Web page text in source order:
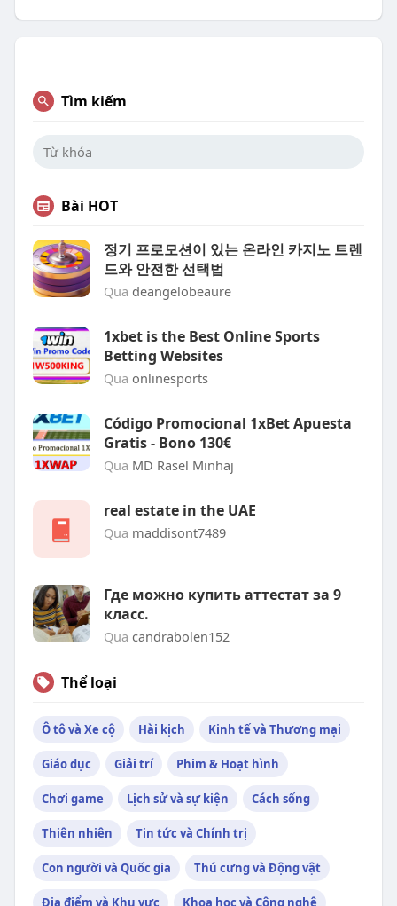
Tìm kiếm
Bài HOT
정기 프로모션이 있는 온라인 카지노 트렌
드와 안전한 선택법
Qua deangelobeaure
1xbet is the Best Online Sports
Betting Websites
Qua onlinesports
Código Promocional 1xBet Apuesta
Gratis - Bono 130€
Qua MD Rasel Minhaj
real estate in the UAE
Qua maddisont7489
Где можно купить аттестат за 9
класс.
Qua candrabolen152
Thể loại
Ô tô và Xe cộ Hài kịch Kinh tế và Thương mại
Giáo dục Giải trí Phim & Hoạt hình
Chơi game Lịch sử và sự kiện Cách sống
Thiên nhiên Tin tức và Chính trị
Con người và Quốc gia Thú cưng và Động vật
Địa điểm và Khu vực Khoa học và Công nghệ